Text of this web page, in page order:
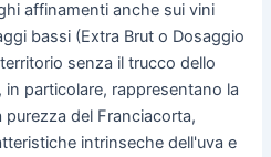
affinamenti anche sui vini
bassi (Extra Brut o Dosaggio
senza il trucco dello
particolare, rappresentano la
del Franciacorta,
intrinseche dell'uva e